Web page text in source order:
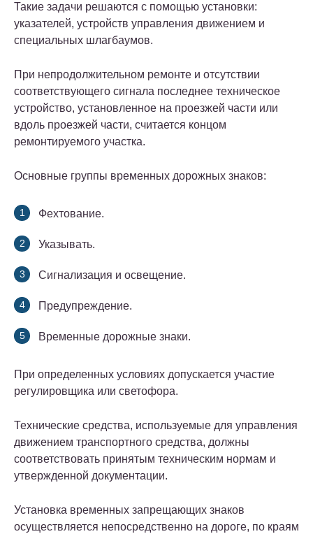
Такие задачи решаются с помощью установки:
указателей, устройств управления движением и
специальных шлагбаумов.
При непродолжительном ремонте и отсутствии
соответствующего сигнала последнее техническое
устройство, установленное на проезжей части или
вдоль проезжей части, считается концом
ремонтируемого участка.
Основные группы временных дорожных знаков:
Фехтование.
Указывать.
Сигнализация и освещение.
Предупреждение.
Временные дорожные знаки.
При определенных условиях допускается участие
регулировщика или светофора.
Технические средства, используемые для управления
движением транспортного средства, должны
соответствовать принятым техническим нормам и
утвержденной документации.
Установка временных запрещающих знаков
осуществляется непосредственно на дороге, по краям